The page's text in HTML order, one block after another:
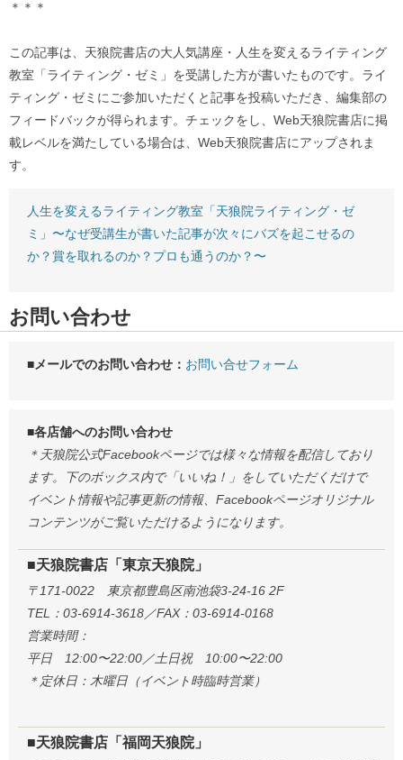
＊＊＊
この記事は、天狼院書店の大人気講座・人生を変えるライティング
教室「ライティング・ゼミ」を受講した方が書いたものです。ライ
ティング・ゼミにご参加いただくと記事を投稿いただき、編集部の
フィードバックが得られます。チェックをし、Web天狼院書店に掲
載レベルを満たしている場合は、Web天狼院書店にアップされま
す。
人生を変えるライティング教室「天狼院ライティング・ゼ
ミ」〜なぜ受講生が書いた記事が次々にバズを起こせるの
か？賞を取れるのか？プロも通うのか？〜
お問い合わせ
■メールでのお問い合わせ： お問い合せフォーム
■各店舗へのお問い合わせ
＊天狼院公式Facebookページでは様々な情報を配信しており
ます。下のボックス内で「いいね！」をしていただくだけで
イベント情報や記事更新の情報、Facebookページオリジナル
コンテンツがご覧いただけるようになります。
■天狼院書店「東京天狼院」
〒171-0022 東京都豊島区南池袋3-24-16 2F
TEL：03-6914-3618／FAX：03-6914-0168
営業時間：
平日 12:00〜22:00／土日祝 10:00〜22:00
＊定休日：木曜日（イベント時臨時営業）
■天狼院書店「福岡天狼院」